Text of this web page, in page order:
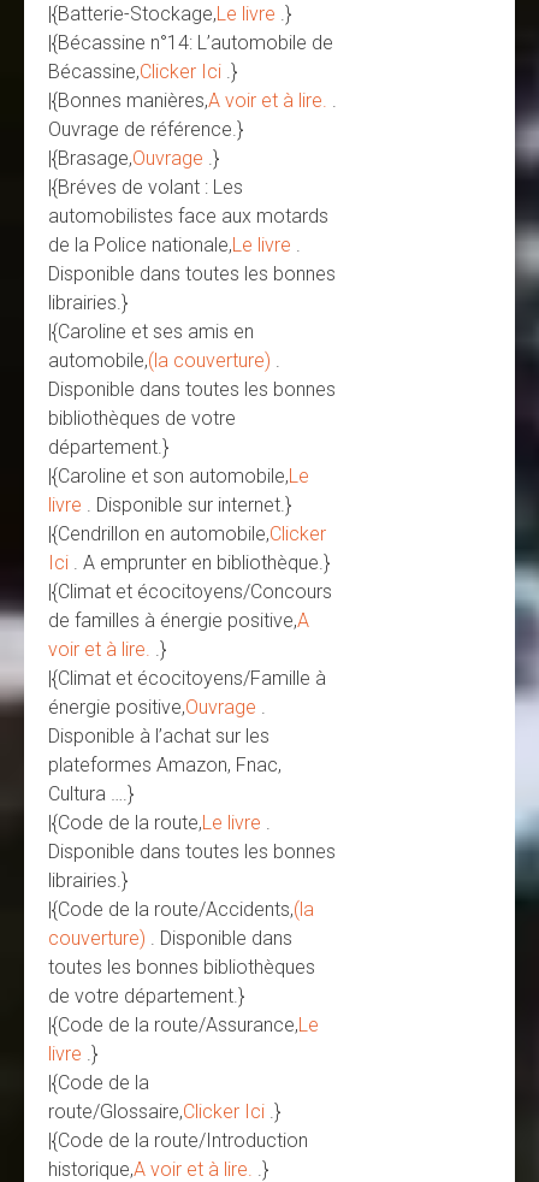
|{Batterie-Stockage,Le livre .}
|{Bécassine n°14: L’automobile de
Bécassine,Clicker Ici .}
|{Bonnes manières,A voir et à lire.
Ouvrage de référence.}
|{Brasage,Ouvrage .}
|{Bréves de volant : Les
automobilistes face aux motards
de la Police nationale,Le livre
Disponible dans toutes les bonnes
librairies.}
|{Caroline et ses amis en
automobile,(la couverture)
Disponible dans toutes les bonnes
bibliothèques de votre
département.}
|{Caroline et son automobile,Le
livre
. Disponible sur internet.}
|{Cendrillon en automobile,Clicker
Ici
. A emprunter en bibliothèque.}
|{Climat et écocitoyens/Concours
de familles à énergie positive,A
voir et à lire.
.}
|{Climat et écocitoyens/Famille à
énergie positive,Ouvrage
Disponible à l’achat sur les
plateformes Amazon, Fnac,
Cultura ….}
|{Code de la route,Le livre
Disponible dans toutes les bonnes
librairies.}
|{Code de la route/Accidents,(la
couverture)
. Disponible dans
toutes les bonnes bibliothèques
de votre département.}
|{Code de la route/Assurance,Le
livre .}
|{Code de la
route/Glossaire,Clicker Ici .}
|{Code de la route/Introduction
historique,A voir et à lire.
.}